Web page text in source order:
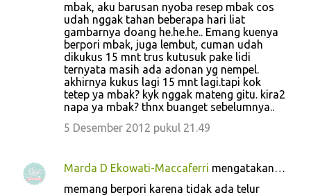
mbak, aku barusan nyoba resep mbak cos
udah nggak tahan beberapa hari liat
gambarnya doang he.he.he.. Emang kuenya
berpori mbak, juga lembut, cuman udah
dikukus 15 mnt trus kutusuk pake lidi
ternyata masih ada adonan yg nempel.
akhirnya kukus lagi 15 mnt lagi.tapi kok
tetep ya mbak? kyk nggak mateng gitu. kira2
napa ya mbak? thnx buanget sebelumnya..
5 Desember 2012 pukul 21.49
Marda D Ekowati-Maccaferri mengatakan…
memang berpori karena tidak ada telur